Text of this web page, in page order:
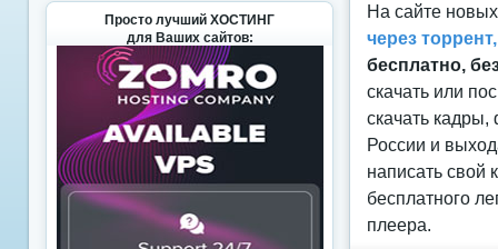
На сайте
через
бесплатно,
скачать или
скачать
России и
написать свой
бесплатного
плеера.
Просто лучший ХОСТИНГ
для Ваших сайтов: